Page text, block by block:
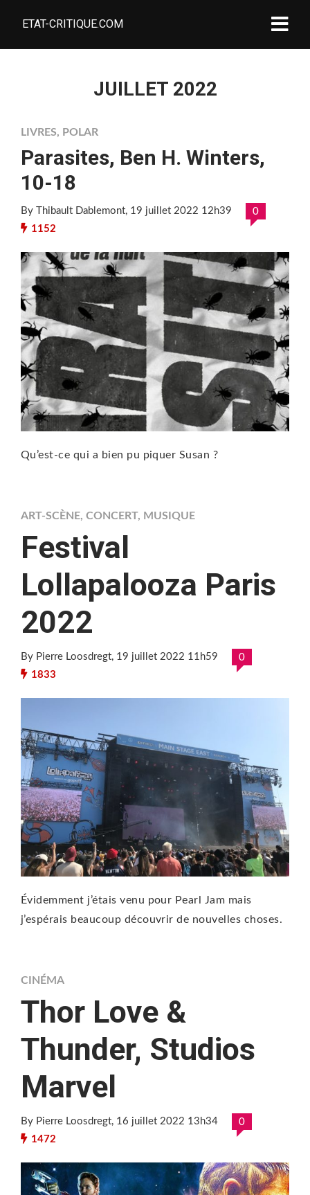
ETAT-CRITIQUE.COM
JUILLET 2022
LIVRES, POLAR
Parasites, Ben H. Winters,
10-18
By Thibault Dablemont, 19 juillet 2022 12h39
0
1152
Qu’est-ce qui a bien pu piquer Susan ?
ART-SCÈNE, CONCERT, MUSIQUE
Festival
Lollapalooza Paris
2022
By Pierre Loosdregt, 19 juillet 2022 11h59
0
1833
Évidemment j’étais venu pour Pearl Jam mais
j’espérais beaucoup découvrir de nouvelles choses.
CINÉMA
Thor Love &
Thunder, Studios
Marvel
By Pierre Loosdregt, 16 juillet 2022 13h34
0
1472